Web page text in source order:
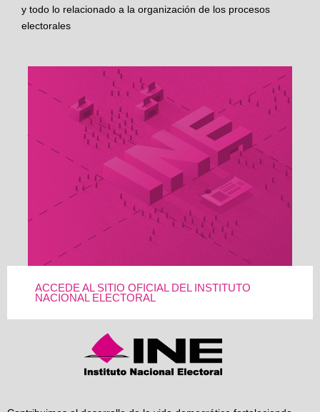
y todo lo relacionado a la organización de los procesos
electorales
ACCEDE AL SITIO OFICIAL DEL INSTITUTO
NACIONAL ELECTORAL